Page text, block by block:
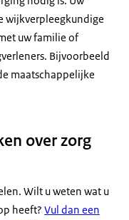
wijkverpleegkundige
uw familie of
Bijvoorbeeld
maatschappelijke
over zorg
Wilt u weten wat u
heeft? Vul dan een